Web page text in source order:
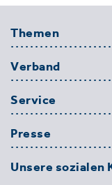
Themen
Verband
Service
Presse
Unsere sozialen